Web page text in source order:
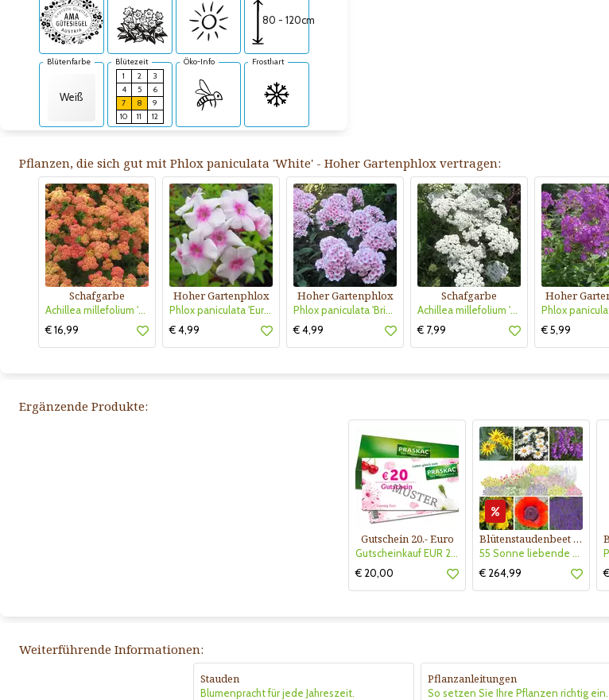
80 - 120cm
Blütenfarbe
Weiß
Blütezeit
1
2
3
4
5
6
7
8
9
10
11 12
Öko-Info Frosthart
Pflanzen, die sich gut mit Phlox paniculata 'White' - Hoher Gartenphlox vertragen:
Schafgarbe
Achillea millefolium 'Carmine'
€ 16,99
Hoher Gartenphlox
Phlox paniculata 'Europa'
€ 4,99
Hoher Gartenphlox
Phlox paniculata 'Bright Eyes'
€ 4,99
Schafgarbe
Achillea millefolium 'New Vintage White'
€ 7,99
Hoher
€ 5,99
Ergänzende Produkte:
Gutschein 20.- Euro
Gutscheinkauf EUR 20.-
€ 20,00
Blütenstaudenbeet Kollektion Nr. 504
55 Sonne liebende Stauden für 6 m² Beet mit Pflanzplan
€ 264,99
Weiterführende Informationen:
Stauden
Blumenpracht für jede Jahreszeit.
Pflanzanleitungen
So setzen Sie Ihre Pflanzen richtig ein.